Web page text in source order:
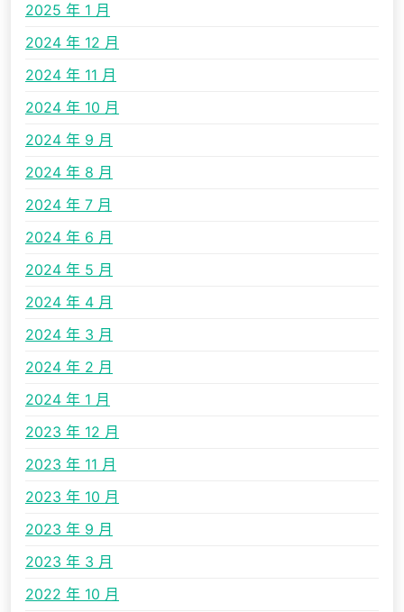
2025 年 1 月
2024 年 12 月
2024 年 11 月
2024 年 10 月
2024 年 9 月
2024 年 8 月
2024 年 7 月
2024 年 6 月
2024 年 5 月
2024 年 4 月
2024 年 3 月
2024 年 2 月
2024 年 1 月
2023 年 12 月
2023 年 11 月
2023 年 10 月
2023 年 9 月
2023 年 3 月
2022 年 10 月